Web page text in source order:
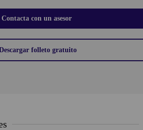
Contacta con un asesor
folleto gratuito